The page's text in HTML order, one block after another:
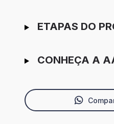
ETAPAS DO
CONHEÇA A